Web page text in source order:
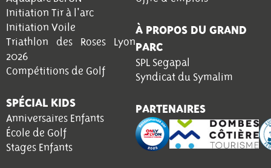
Initiation Tir à l'arc
Initiation Voile
Triathlon des Roses Lyon
2026
Compétitions de Golf
SPÉCIAL KIDS
Anniversaires Enfants
École de Golf
Stages Enfants
À PROPOS DU GRAND
PARC
SPL Segapal
Syndicat du Symalim
PARTENAIRES